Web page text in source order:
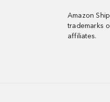
Amazon
trademarks
affiliates.